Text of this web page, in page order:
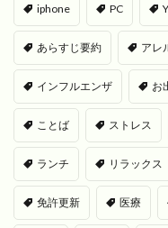
iphone PC
あらすじ要約 アレ
インフルエンザ お
ことば ストレス
ランチ リラックス
免許更新 医療